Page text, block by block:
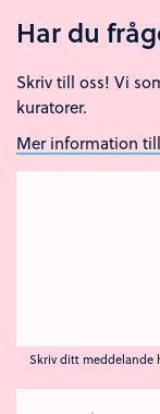
Har du
Skriv till oss! Vi
kuratorer.
Mer information
Skriv ditt meddelande